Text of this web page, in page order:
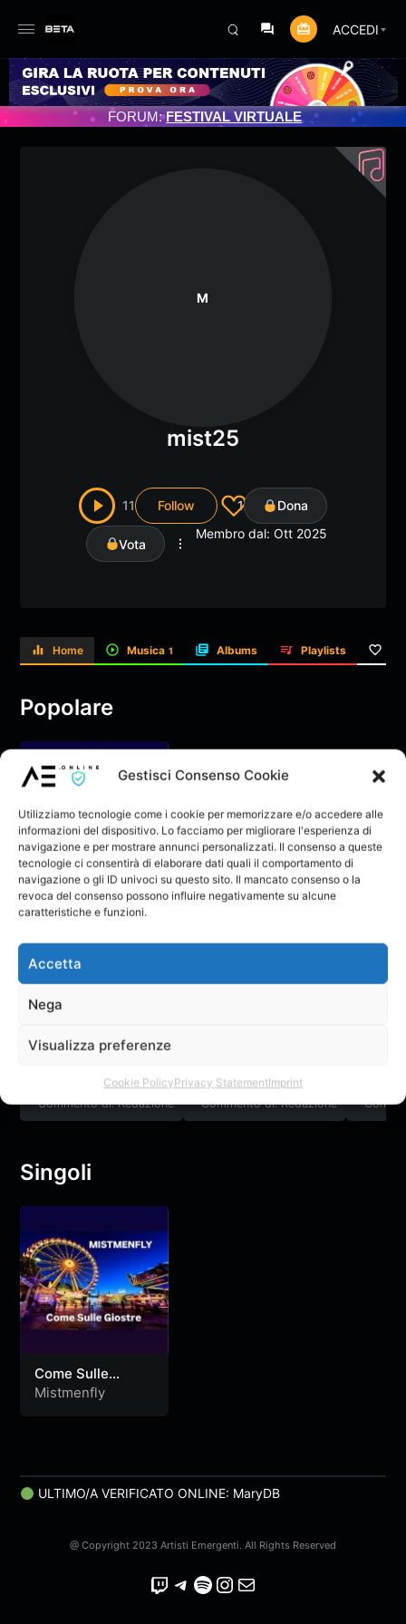
Gestisci Consenso Cookie
Utilizziamo tecnologie come i cookie per memorizzare e/o accedere alle
informazioni del dispositivo. Lo facciamo per migliorare l'esperienza di
navigazione e per mostrare annunci personalizzati. Il consenso a queste
tecnologie ci consentirà di elaborare dati quali il comportamento di
navigazione o gli ID univoci su questo sito. Il mancato consenso o la
revoca del consenso possono influire negativamente su alcune
caratteristiche e funzioni.
Accetta
Nega
Visualizza preferenze
Cookie PolicyPrivacy StatementImprint
ACCEDI
PROGRAMMATO 3/07/2025
FORUM:FESTIVAL VIRTUALE
M
mist25
11 Follow 1 Dona
Vota
Membro dal: Ott 2025
Home Musica 1 Albums Playlists
Popolare
Come Sulle
Il Creatore non ha ancora creato nessun topic nel forum.
Commento di: Redazione
Tanta roba
Commento di: Redazione
Singoli
Come Sulle
Giostre
Mistmenfly
ULTIMO/A VERIFICATO ONLINE: MaryDB
@ Copyright 2023 Artisti Emergenti. All Rights Reserved
Twitch Telegram Spotify Instagram Email